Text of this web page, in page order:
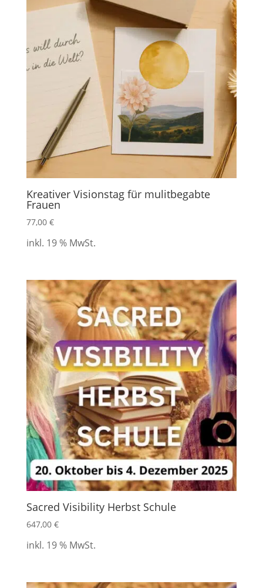
Kreativer Visionstag für mulitbegabte
Frauen
77,00 €
inkl. 19 % MwSt.
Sacred Visibility Herbst Schule
647,00 €
inkl. 19 % MwSt.